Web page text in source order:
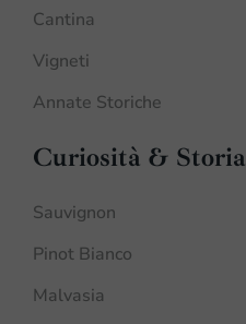
Cantina
Vigneti
Annate Storiche
Curiosità & Storia
Sauvignon
Pinot Bianco
Malvasia